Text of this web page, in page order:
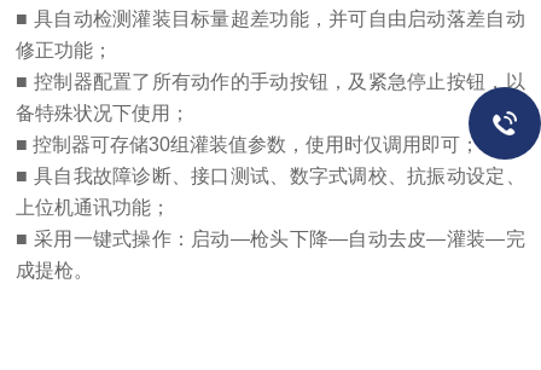
■ 具自动检测灌装目标量超差功能，并可自由启动落差自动
修正功能；
■ 控制器配置了所有动作的手动按钮，及紧急停止按钮，以
备特殊状况下使用；
■ 控制器可存储30组灌装值参数，使用时仅调用即可；
■ 具自我故障诊断、接口测试、数字式调校、抗振动设定、
上位机通讯功能；
■ 采用一键式操作：启动—枪头下降—自动去皮—灌装—完
成提枪。